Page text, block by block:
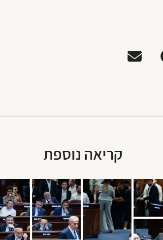
קריאה נוספת